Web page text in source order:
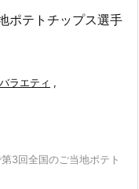
ポテトチップス選手
バラエティ ,
3回全国のご当地ポテト